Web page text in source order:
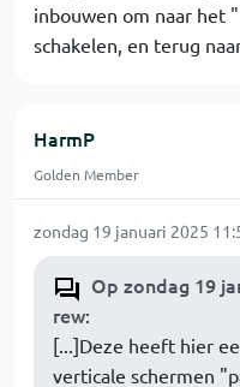
inbouwen om naar het
schakelen, en terug
HarmP
Golden Member
zondag 19 januari 2025
Op zondag 19
rew:
[...]Deze heeft hier
verticale schermen